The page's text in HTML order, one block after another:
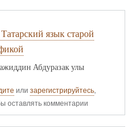
язык старой
Абдуразак улы
или зарегистрируйтесь,
оставлять комментарии